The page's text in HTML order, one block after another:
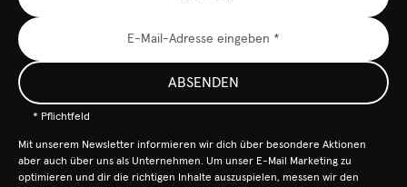
ABSENDEN
* Pflichtfeld
Mit unserem Newsletter informieren wir dich über besondere Aktionen
aber auch über uns als Unternehmen. Um unser E-Mail Marketing zu
optimieren und dir die richtigen Inhalte auszuspielen, messen wir den